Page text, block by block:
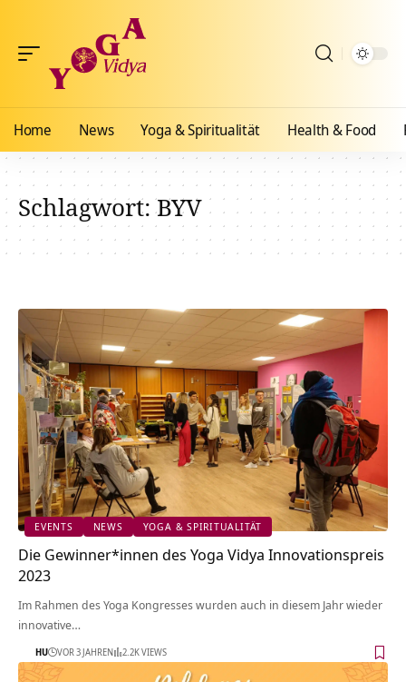
Home News Yoga & Spiritualität Health & Food
Schlagwort:BYV
EVENTS NEWS YOGA & SPIRITUALITÄT
Die Gewinner*innen des Yoga Vidya Innovationspreis
2023
Im Rahmen des Yoga Kongresses wurden auch in diesem Jahr wieder
innovative…
HU VOR 3 JAHREN 2.2K VIEWS